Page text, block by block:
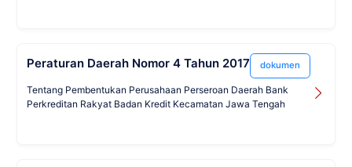
Peraturan Daerah Nomor 4 Tahun 2017 dokumen
Tentang Pembentukan Perusahaan Perseroan Daerah Bank
Perkreditan Rakyat Badan Kredit Kecamatan Jawa Tengah